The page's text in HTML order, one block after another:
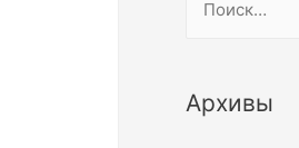
Архивы